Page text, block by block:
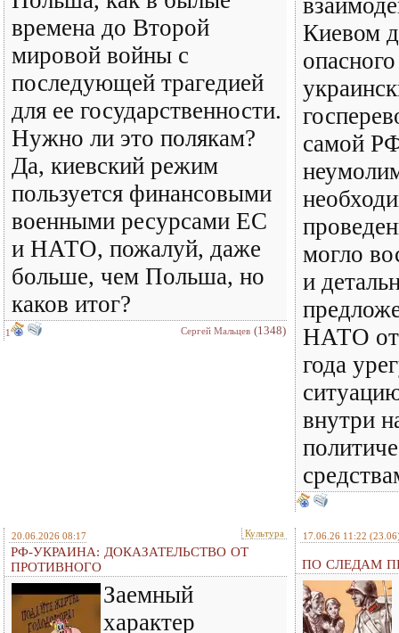
времена до Второй
мировой войны с
последующей трагедией
для ее государственности.
Нужно ли это полякам?
Да, киевский режим
пользуется финансовыми
военными ресурсами ЕС
и НАТО, пожалуй, даже
больше, чем Польша, но
каков итог?
1 Сергей Мальцев (1348)
Киевом
самой
могло
и
НАТО от
года
внутри
20.06.2026 08:17 Культура
РФ-УКРАИНА: ДОКАЗАТЕЛЬСТВО ОТ
ПРОТИВНОГО
Заемный
характер
17.06.26 11:22
ПО СЛЕДАМ